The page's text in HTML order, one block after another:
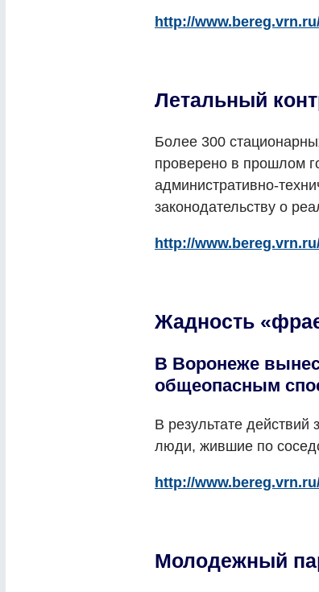
http://
Летальный
Более 300
проверено в прошлом
административно-
законодательству о
http://
Жадность
В Воронеже
общеопасным
В результате
люди, жившие по
http://
Молодежный